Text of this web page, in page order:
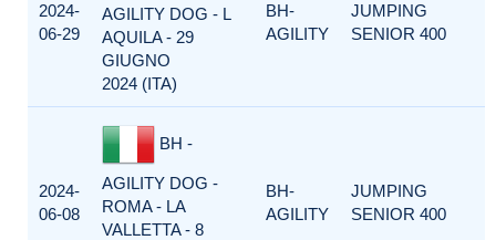
2024-
06-29
AGILITY DOG - L
AQUILA - 29
GIUGNO
2024 (ITA)
BH-
AGILITY
JUMPING
SENIOR 400
2024-
06-08
BH -
AGILITY DOG -
ROMA - LA
VALLETTA - 8
BH-
AGILITY
JUMPING
SENIOR 400